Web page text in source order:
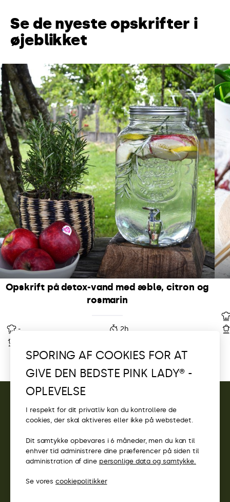
Se de nyeste opskrifter i
øjeblikket
Opskrift på detox-vand med æble, citron og
rosmarin
-
2h
KONTAKT
PINK LADY®-WEBSTEDER
SPORING AF COOKIES FOR AT
GIVE DEN BEDSTE PINK LADY® -
OPLEVELSE
I respekt for dit privatliv kan du kontrollere de
cookies, der skal aktiveres eller ikke på webstedet.
Dit samtykke opbevares i 6 måneder, men du kan til
enhver tid administrere dine præferencer på siden til
administration af dine personlige data og samtykke.
Se vorescookiepolitikker